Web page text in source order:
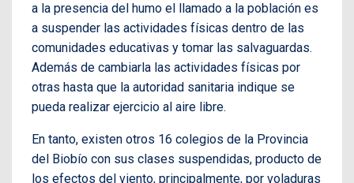
a la presencia del humo el llamado a la población es
a suspender las actividades físicas dentro de las
comunidades educativas y tomar las salvaguardas.
Además de cambiarla las actividades físicas por
otras hasta que la autoridad sanitaria indique se
pueda realizar ejercicio al aire libre.
En tanto, existen otros 16 colegios de la Provincia
del Biobío con sus clases suspendidas, producto de
los efectos del viento, principalmente, por voladuras